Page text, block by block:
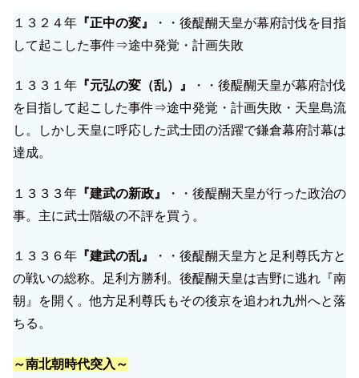
１３２４年 『正中の変』
・・後醍醐天皇が幕府討伐を目指
して起こした事件⇒途中発覚・計画失敗
１３３１年 『元弘の変（乱）』
・・後醍醐天皇が幕府討伐
を目指して起こした事件⇒途中発覚・計画失敗・天皇島流
し。しかし天皇に呼応した武士団の活躍で鎌倉幕府討幕は
達成。
１３３３年 『建武の新政』
・・後醍醐天皇が行った政治の
事。主に武士階級の不評を買う。
１３３６年 『建武の乱』
・・後醍醐天皇方と足利尊氏方と
の戦いの総称。足利方勝利。後醍醐天皇は吉野に逃れ『南
朝』を開く。他方足利尊氏もその後京を追われ九州へと落
ちる。
～南北朝時代突入～